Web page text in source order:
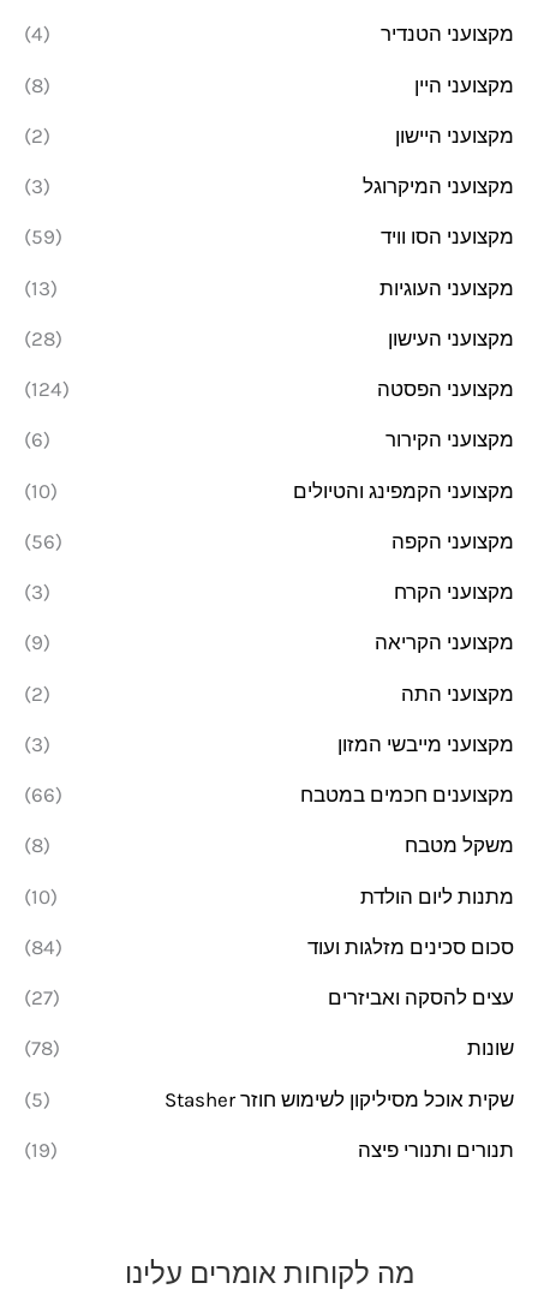
מקצועני הטנדיר (4)
מקצועני היין (8)
מקצועני היישון (2)
מקצועני המיקרוגל (3)
מקצועני הסו וויד (59)
מקצועני העוגיות (13)
מקצועני העישון (28)
מקצועני הפסטה (124)
מקצועני הקירור (6)
מקצועני הקמפינג והטיולים (10)
מקצועני הקפה (56)
מקצועני הקרח (3)
מקצועני הקריאה (9)
מקצועני התה (2)
מקצועני מייבשי המזון (3)
מקצוענים חכמים במטבח (66)
משקל מטבח (8)
מתנות ליום הולדת (10)
סכום סכינים מזלגות ועוד (84)
עצים להסקה ואביזרים (27)
שונות (78)
שקית אוכל מסיליקון לשימוש חוזר Stasher (5)
תנורים ותנורי פיצה (19)
מה לקוחות אומרים עלינו